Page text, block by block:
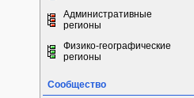
Административные
регионы
Физико-географические
регионы
Сообщество